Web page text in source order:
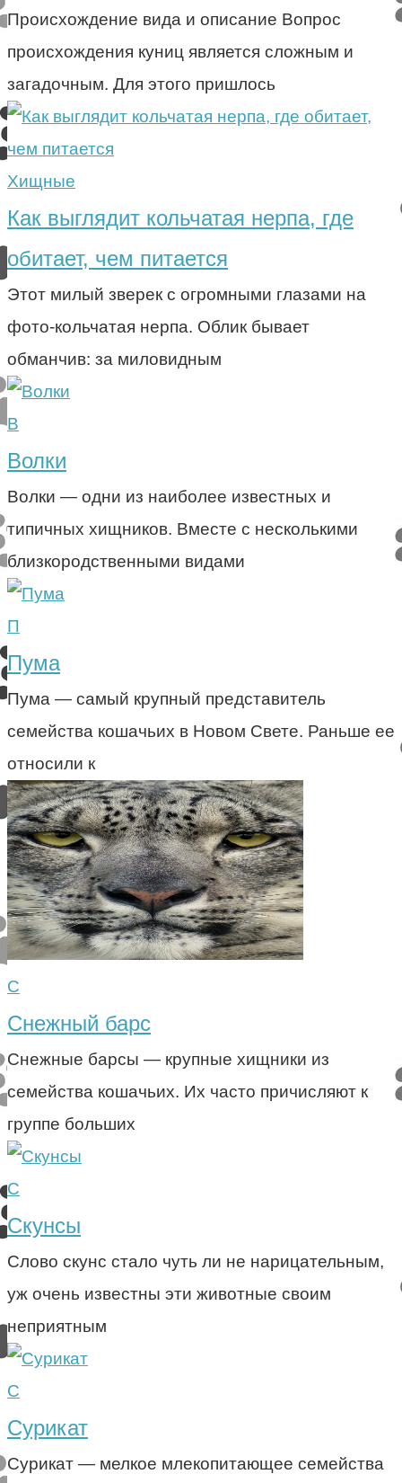
Происхождение вида и описание Вопрос
происхождения куниц является сложным и
загадочным. Для этого пришлось
Хищные
Как выглядит кольчатая нерпа, где
обитает, чем питается
Этот милый зверек с огромными глазами на
фото-кольчатая нерпа. Облик бывает
обманчив: за миловидным
В
Волки
Волки — одни из наиболее известных и
типичных хищников. Вместе с несколькими
близкородственными видами
П
Пума
Пума — самый крупный представитель
семейства кошачьих в Новом Свете. Раньше ее
относили к
С
Снежный барс
Снежные барсы — крупные хищники из
семейства кошачьих. Их часто причисляют к
группе больших
С
Скунсы
Слово скунс стало чуть ли не нарицательным,
уж очень известны эти животные своим
неприятным
С
Сурикат
Сурикат — мелкое млекопитающее семейства